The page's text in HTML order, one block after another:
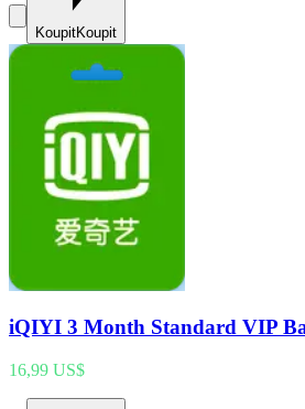
KoupitKoupit
iQIYI 3 Month Standard VIP
16,99 US$